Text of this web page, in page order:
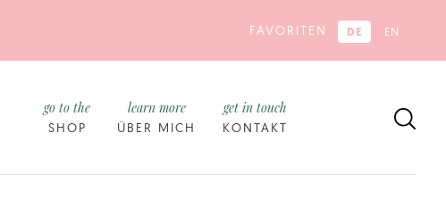
FAVORITEN DE EN
SHOP
go to the
ÜBER MICH
learn more
KONTAKT
get in touch